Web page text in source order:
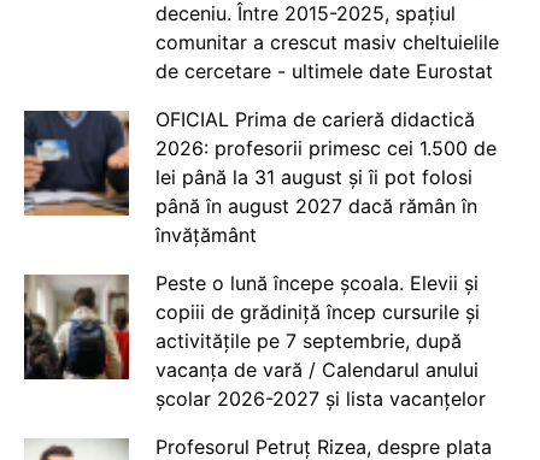
deceniu. Între 2015-2025, spațiul
comunitar a crescut masiv cheltuielile
de cercetare - ultimele date Eurostat
OFICIAL Prima de carieră didactică
2026: profesorii primesc cei 1.500 de
lei până la 31 august și îi pot folosi
până în august 2027 dacă rămân în
învățământ
Peste o lună începe școala. Elevii și
copiii de grădiniță încep cursurile și
activitățile pe 7 septembrie, după
vacanța de vară / Calendarul anului
școlar 2026-2027 și lista vacanțelor
Profesorul Petruț Rizea, despre plata